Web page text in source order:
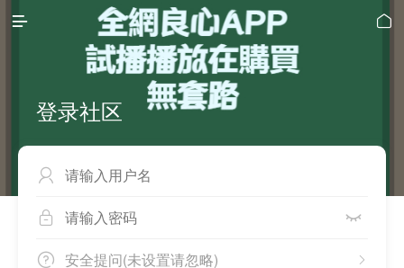
 
登录社区

 
 
安全提问(未设置请忽略)